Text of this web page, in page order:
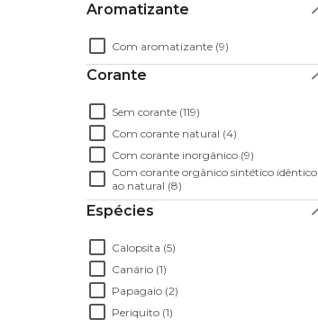
Aromatizante
Com aromatizante (9)
Corante
Sem corante (119)
Com corante natural (4)
Com corante inorgânico (9)
Com corante orgânico sintético idêntico
ao natural (8)
Espécies
Calopsita (5)
Canário (1)
Papagaio (2)
Periquito (1)